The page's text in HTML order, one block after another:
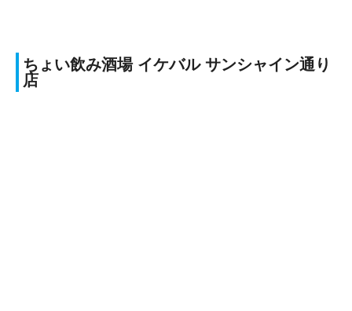
ちょい飲み酒場 イケバル サンシャイン通り
店